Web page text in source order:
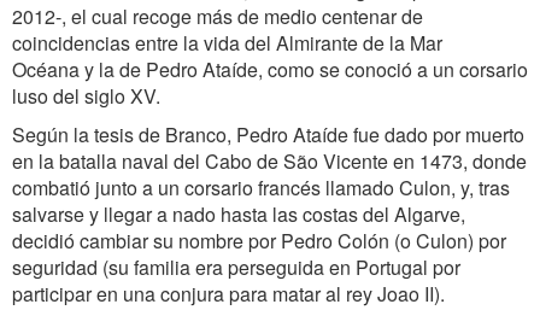
2012-, el cual recoge más de medio centenar de
coincidencias entre la vida del Almirante de la Mar
Océana y la de Pedro Ataíde, como se conoció a un corsario
luso del siglo XV.
Según la tesis de Branco, Pedro Ataíde fue dado por muerto
en la batalla naval del Cabo de São Vicente en 1473, donde
combatió junto a un corsario francés llamado Culon, y, tras
salvarse y llegar a nado hasta las costas del Algarve,
decidió cambiar su nombre por Pedro Colón (o Culon) por
seguridad (su familia era perseguida en Portugal por
participar en una conjura para matar al rey Joao II).